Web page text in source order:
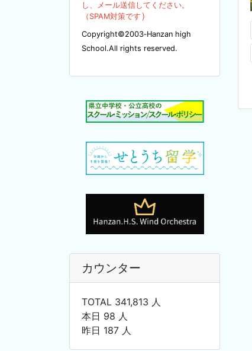
し、メール送信してください。
（SPAM対策です ）
Copyright©2003‐Hanzan high
School.All rights reserved.
カウンター
TOTAL 341,813 人
本日 98 人
昨日 187 人